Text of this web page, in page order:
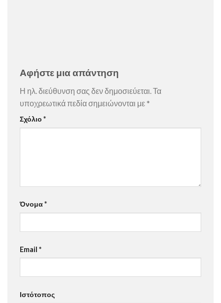
Αφήστε μια απάντηση
Η ηλ. διεύθυνση σας δεν δημοσιεύεται.Τα
υποχρεωτικά πεδία σημειώνονται με *
Σχόλιο *
Όνομα*
Email *
Ιστότοπος